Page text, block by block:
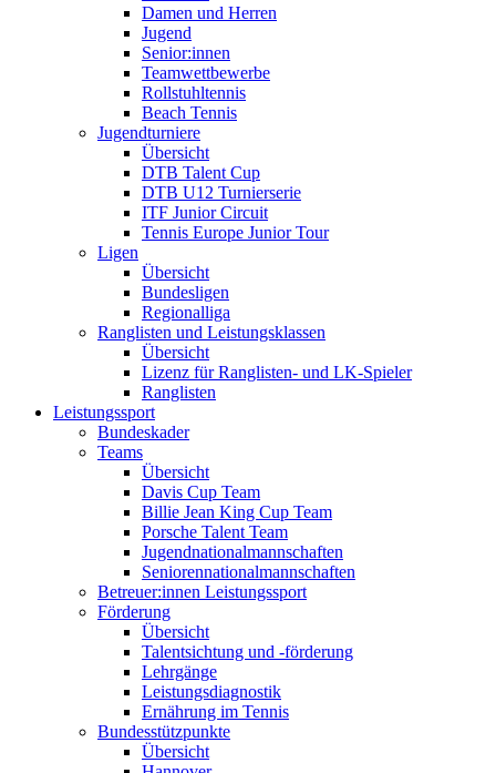
Damen und Herren
Jugend
Senior:innen
Teamwettbewerbe
Rollstuhltennis
Beach Tennis
Jugendturniere
Übersicht
DTB Talent Cup
DTB U12 Turnierserie
ITF Junior Circuit
Tennis Europe Junior Tour
Ligen
Übersicht
Bundesligen
Regionalliga
Ranglisten und Leistungsklassen
Übersicht
Lizenz für Ranglisten- und LK-Spieler
Ranglisten
Leistungssport
Bundeskader
Teams
Übersicht
Davis Cup Team
Billie Jean King Cup Team
Porsche Talent Team
Jugendnationalmannschaften
Seniorennationalmannschaften
Betreuer:innen Leistungssport
Förderung
Übersicht
Talentsichtung und -förderung
Lehrgänge
Leistungsdiagnostik
Ernährung im Tennis
Bundesstützpunkte
Übersicht